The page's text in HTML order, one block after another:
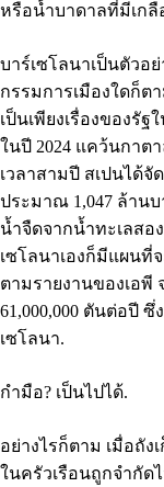
หรือน้ำบาดาลที่มีเกลื
บาร์เซโลนาเป็นตัวอ
กรรมการเมืองใดก็ต
เป็นเพียงเรื่องของรั
ในปี 2024 แคว้นกา
เวลาสามปี สเปนได้จั
ประมาณ 1,047 ล้าน
น้ำจืดจากน้ำทะเลส
เซโลนาเองก็มีแผนที่
ตามรายงานของเอ
61,000,000 ตันต่อปี
เซโลนา.
กำมือ? เป็นไปได้.
อย่างไรก็ตาม เมื่อถัง
ในครัวเรือนถูกจำกัด